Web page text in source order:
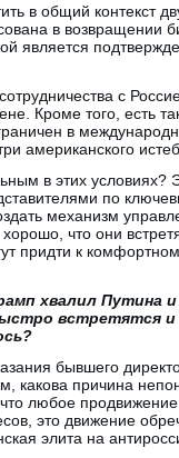
в общий
в возвращении
является
с
Кроме того, есть
в
американского
в этих условиях?
по
механизм
что они
придти к
хвалил Путина
встретятся
бывшего
какова причина
любое
это движение
элита на